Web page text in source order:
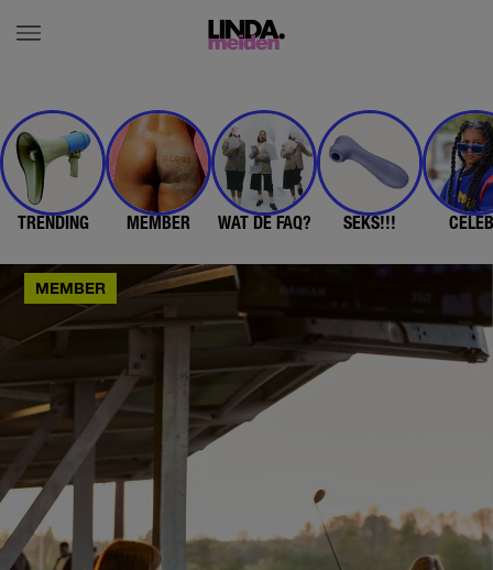
TRENDING MEMBER WAT DE FAQ? SEKS!!!